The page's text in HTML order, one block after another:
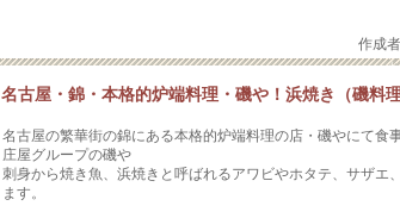
作成
名古屋・錦・本格的炉端料理・磯や！浜焼き（磯料
名古屋の繁華街の錦にある本格的炉端料理の店・磯やにて食事
庄屋グループの磯や
刺身から焼き魚、浜焼きと呼ばれるアワビやホタテ、サザ
ます。